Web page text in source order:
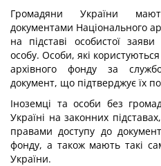
Громадяни України
документами Національного
на підставі особистої
особу. Особи, які
архівного фонду за
документ, що підтверджує їх
Іноземці та особи без
Україні на законних
правами доступу до
фонду, а також мають такі
України.